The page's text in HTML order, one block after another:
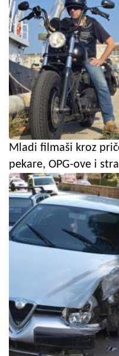
Mladi filmaši kroz
pekare, OPG-ove i